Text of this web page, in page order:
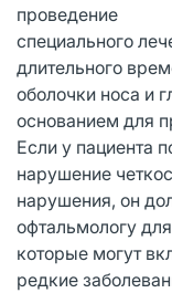
проведение
специального
длительного
оболочки носа и
основанием для
Если у пациента
нарушение
нарушения, он
офтальмологу
которые могут
редкие